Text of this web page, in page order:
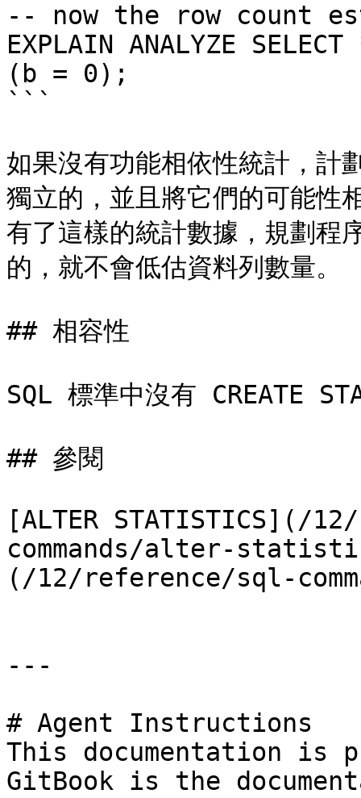
-- now the row count
EXPLAIN ANALYZE
(b = 0);
```
如果沒有功能相依性統計，計
獨立的，並且將它們的可能性
有了這樣的統計數據，規劃程
的，就不會低估資料列數量。
## 相容性
SQL 標準中沒有 CREATE
## 參閱
[ALTER STATISTICS](/
commands/alter-
(/12/reference/sql-
---
# Agent Instructions
This documentation is
GitBook is the